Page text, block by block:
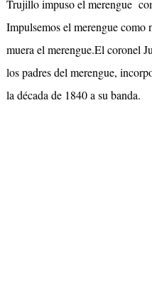
Trujillo impuso el merengue
Impulsemos el merengue como
muera el merengue.El coronel
los padres del merengue,
la década de 1840 a su banda.